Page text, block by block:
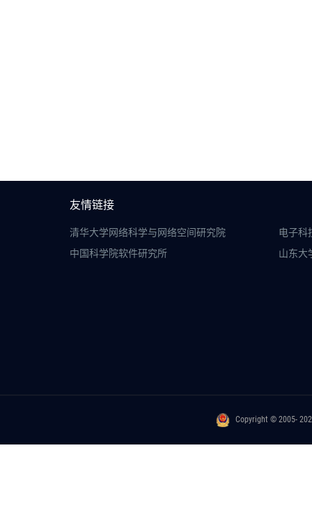
友情链接
清华大学网络科学与网络空间研究院
电子科
中国科学院软件研究所
山东大
Copyright © 2005-